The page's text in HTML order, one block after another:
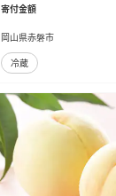
寄付金額
岡山県赤磐市
冷蔵